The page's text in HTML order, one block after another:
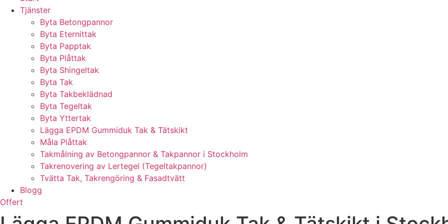
Tjänster
Byta Betongpannor
Byta Eternittak
Byta Papptak
Byta Plåttak
Byta Shingeltak
Byta Tak
Byta Takbeklädnad
Byta Tegeltak
Byta Yttertak
Lägga EPDM Gummiduk Tak & Tätskikt
Måla Plåttak
Takmålning av Betongpannor & Takpannor i Stockholm
Takrenovering av Lertegel (Tegeltakpannor)
Tvätta Tak, Takrengöring & Fasadtvätt
Blogg
Offert